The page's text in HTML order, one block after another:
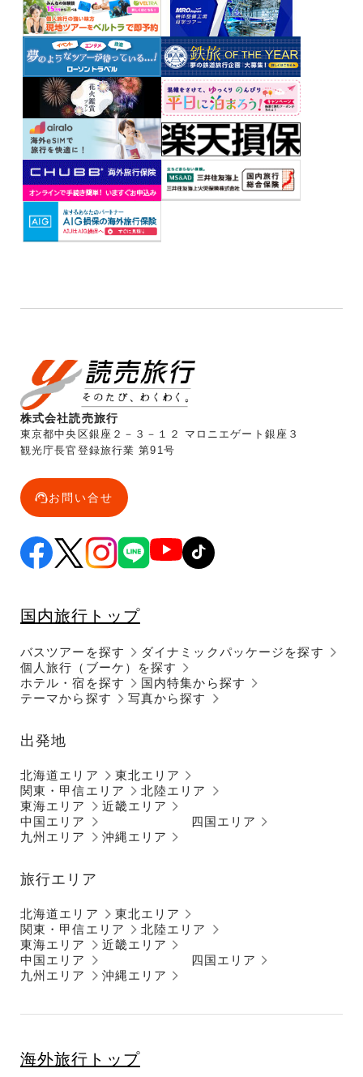
株式会社読売旅行
東京都中央区銀座２－３－１２ マロニエゲート銀座３
観光庁長官登録旅行業 第91号
お問い合せ
国内旅行トップ
バスツアーを探す
個人旅行（ブーケ）を探す
ダイナミックパッケージを探す
ホテル・宿を探す
国内特集から探す
テーマから探す
写真から探す
出発地
北海道エリア
東北エリア
関東・甲信エリア
北陸エリア
東海エリア
近畿エリア
中国エリア
四国エリア
九州エリア
沖縄エリア
旅行エリア
北海道エリア
東北エリア
関東・甲信エリア
北陸エリア
東海エリア
近畿エリア
中国エリア
四国エリア
九州エリア
沖縄エリア
海外旅行トップ